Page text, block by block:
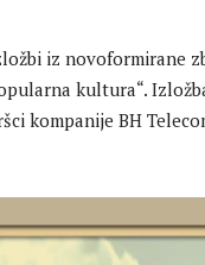
iz novoformirane
kultura“.
kompanije BH